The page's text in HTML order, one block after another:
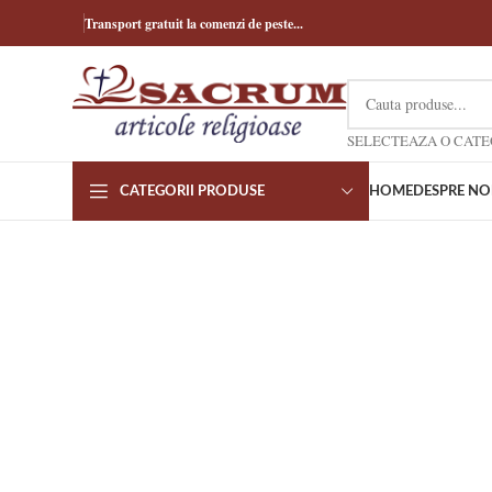
Transport gratuit la comenzi de peste...
CATEGORII PRODUSE HOME DESPRE NOI